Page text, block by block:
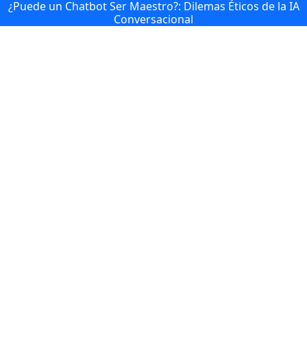
¿Puede un Chatbot Ser Maestro?: Dilemas Éticos de la IA
Conversacional